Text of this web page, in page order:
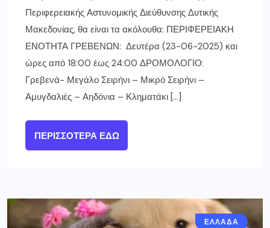
Περιφερειακής Αστυνομικής Διεύθυνσης Δυτικής
Μακεδονίας, θα είναι τα ακόλουθα: ΠΕΡΙΦΕΡΕΙΑΚΗ
ΕΝΟΤΗΤΑ ΓΡΕΒΕΝΩΝ: Δευτέρα (23-06-2025) και
ώρες από 18:00 έως 24:00 ΔΡΟΜΟΛΟΓΙΟ:
Γρεβενά- Μεγάλο Σειρήνι – Μικρό Σειρήνι –
Αμυγδαλιές – Αηδόνια – Κληματάκι […]
ΠΕΡΙΣΣΌΤΕΡΑ ΕΔΏ
ΕΛΛΑΔΑ